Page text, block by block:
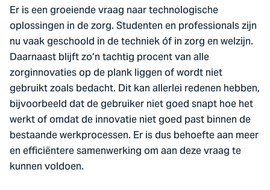
Er is een groeiende vraag naar technologische
oplossingen in de zorg. Studenten en professionals zijn
nu vaak geschoold in de techniek óf in zorg en welzijn.
Daarnaast blijft zo’n tachtig procent van alle
zorginnovaties op de plank liggen of wordt niet
gebruikt zoals bedacht. Dit kan allerlei redenen hebben,
bijvoorbeeld dat de gebruiker niet goed snapt hoe het
werkt of omdat de innovatie niet goed past binnen de
bestaande werkprocessen. Er is dus behoefte aan meer
en efficiëntere samenwerking om aan deze vraag te
kunnen voldoen.